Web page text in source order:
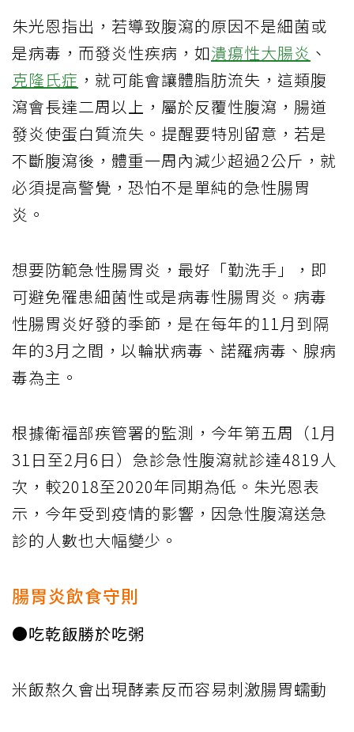
朱光恩指出，若導致腹瀉的原因不是細菌或
是病毒，而發炎性疾病，如潰瘍性大腸炎 、
克隆氏症 ，就可能會讓體脂肪流失，這類腹
瀉會長達二周以上，屬於反覆性腹瀉，腸道
發炎使蛋白質流失。提醒要特別留意，若是
不斷腹瀉後，體重一周內減少超過2公斤，就
必須提高警覺，恐怕不是單純的急性腸胃
炎。
想要防範急性腸胃炎，最好「勤洗手」，即
可避免罹患細菌性或是病毒性腸胃炎。病毒
性腸胃炎好發的季節，是在每年的11月到隔
年的3月之間，以輪狀病毒、諾羅病毒、腺病
毒為主。
根據衛福部疾管署的監測，今年第五周（1月
31日至2月6日）急診急性腹瀉就診達4819人
次，較2018至2020年同期為低。朱光恩表
示，今年受到疫情的影響，因急性腹瀉送急
診的人數也大幅變少。
腸胃炎飲食守則
●吃乾飯勝於吃粥
米飯熬久會出現酵素反而容易刺激腸胃蠕動